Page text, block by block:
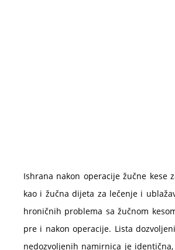
Ishrana nakon operacije žučne kese
kao i žučna dijeta za lečenje i
hroničnih problema sa žučnom
pre i nakon operacije. Lista
nedozvoljenih namirnica je